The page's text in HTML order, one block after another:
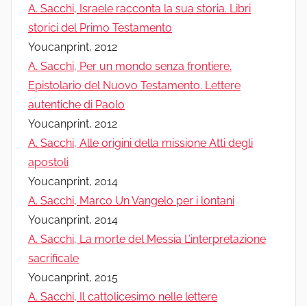
A. Sacchi, Israele racconta la sua storia. Libri
storici del Primo Testamento
Youcanprint, 2012
A. Sacchi, Per un mondo senza frontiere.
Epistolario del Nuovo Testamento. Lettere
autentiche di Paolo
Youcanprint, 2012
A. Sacchi, Alle origini della missione Atti degli
apostoli
Youcanprint, 2014
A. Sacchi, Marco Un Vangelo per i lontani
Youcanprint, 2014
A. Sacchi, La morte del Messia L’interpretazione
sacrificale
Youcanprint, 2015
A. Sacchi, Il cattolicesimo nelle lettere